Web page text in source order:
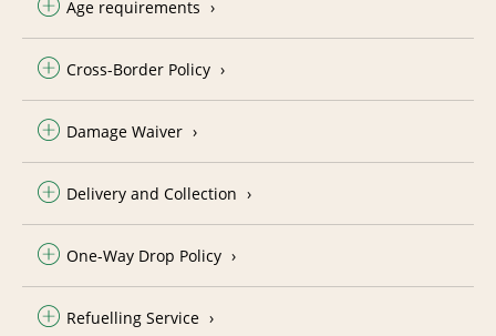
Age requirements
Cross-Border Policy
Damage Waiver
Delivery and Collection
One-Way Drop Policy
Refuelling Service